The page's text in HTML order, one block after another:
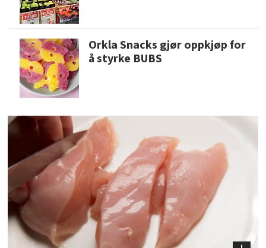
Orkla Snacks gjør oppkjøp for
å styrke BUBS